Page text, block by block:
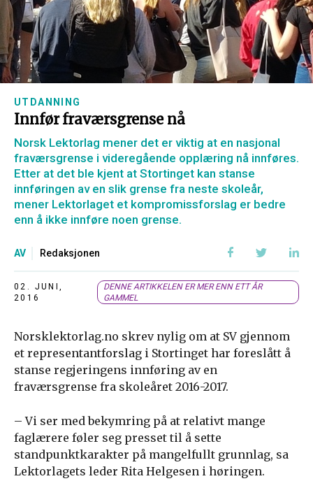
UTDANNING
Innfør fraværsgrense nå
Norsk Lektorlag mener det er viktig at en nasjonal
fraværsgrense i videregående opplæring nå innføres.
Etter at det ble kjent at Stortinget kan stanse
innføringen av en slik grense fra neste skoleår,
mener Lektorlaget et kompromissforslag er bedre
enn å ikke innføre noen grense.
AV Redaksjonen
02. JUNI,
2016
DENNE ARTIKKELEN ER MER ENN ETT ÅR
GAMMEL
Norsklektorlag.no skrev nylig om at SV gjennom
et representantforslag i Stortinget har foreslått å
stanse regjeringens innføring av en
fraværsgrense fra skoleåret 2016-2017.
– Vi ser med bekymring på at relativt mange
faglærere føler seg presset til å sette
standpunktkarakter på mangelfullt grunnlag, sa
Lektorlagets leder Rita Helgesen i høringen.